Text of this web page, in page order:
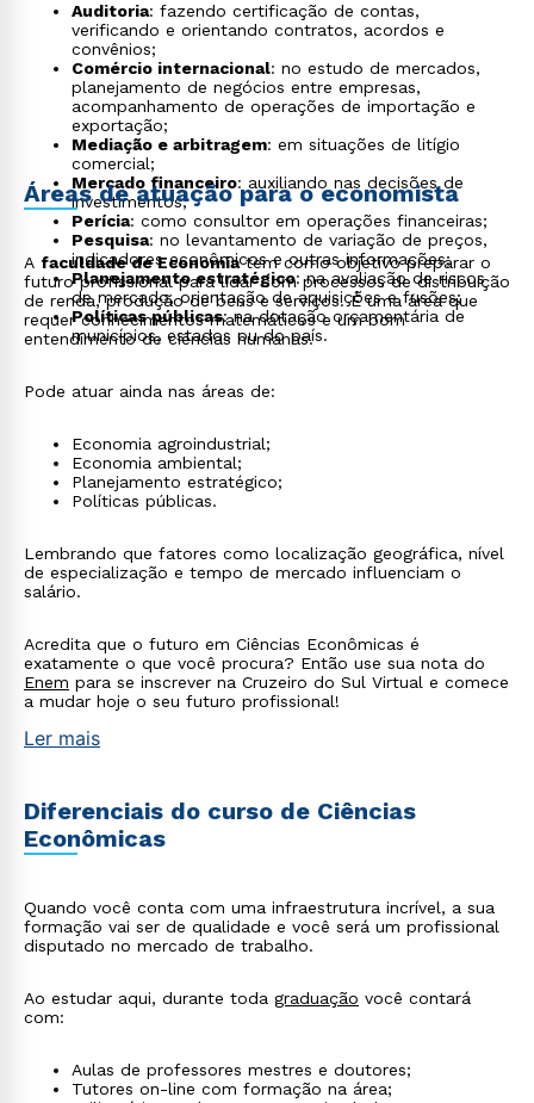
Auditoria: fazendo certificação de contas,
verificando e orientando contratos, acordos e
convênios;
Comércio internacional: no estudo de mercados,
planejamento de negócios entre empresas,
acompanhamento de operações de importação e
exportação;
Mediação e arbitragem: em situações de litígio
comercial;
Mercado financeiro: auxiliando nas decisões de
investimentos;
Perícia: como consultor em operações financeiras;
Pesquisa: no levantamento de variação de preços,
indicadores econômicos e outras informações;
Planejamento estratégico: na avaliação de riscos
de mercado, orientação de aquisições e fusões;
Políticas públicas: na dotação orçamentária de
municípios, estados ou do país.
Áreas de atuação para o economista
A faculdade de Economiatem como objetivo preparar o
futuro profissional para lidar com processos de distribuição
de renda, produção de bens e serviços. É uma área que
requer conhecimentos matemáticos e um bom
entendimento de ciências humanas.
Pode atuar ainda nas áreas de:
Economia agroindustrial;
Economia ambiental;
Planejamento estratégico;
Políticas públicas.
Lembrando que fatores como localização geográfica, nível
de especialização e tempo de mercado influenciam o
salário.
Acredita que o futuro em Ciências Econômicas é
exatamente o que você procura? Então use sua nota do
Enem para se inscrever na Cruzeiro do Sul Virtual e comece
a mudar hoje o seu futuro profissional!
Ler mais
Diferenciais do curso de Ciências
Econômicas
Quando você conta com uma infraestrutura incrível, a sua
formação vai ser de qualidade e você será um profissional
disputado no mercado de trabalho.
Ao estudar aqui, durante toda graduação você contará
com:
Aulas de professores mestres e doutores;
Tutores on-line com formação na área;